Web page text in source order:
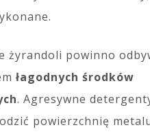
żyrandoli powinno
łagodnych środków
. Agresywne
powierzchnię